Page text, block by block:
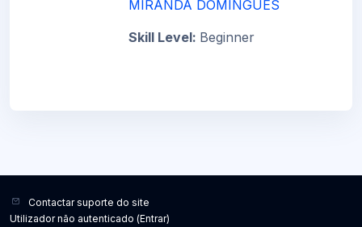
MIRANDA DOMINGUES
Skill Level: Beginner
Contactar suporte do site
Utilizador não autenticado (Entrar)